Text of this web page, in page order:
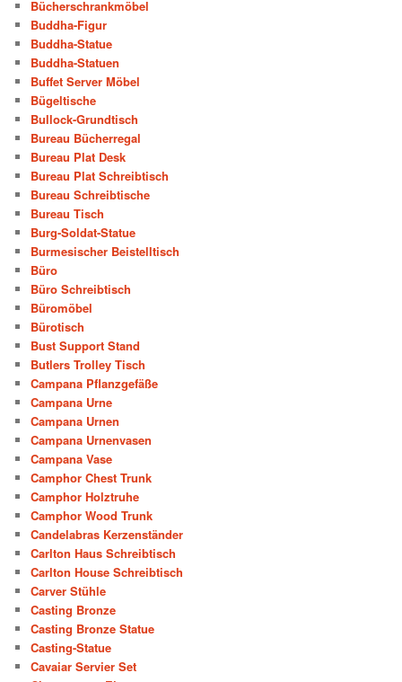
Bücherschrankmöbel
Buddha-Figur
Buddha-Statue
Buddha-Statuen
Buffet Server Möbel
Bügeltische
Bullock-Grundtisch
Bureau Bücherregal
Bureau Plat Desk
Bureau Plat Schreibtisch
Bureau Schreibtische
Bureau Tisch
Burg-Soldat-Statue
Burmesischer Beistelltisch
Büro
Büro Schreibtisch
Büromöbel
Bürotisch
Bust Support Stand
Butlers Trolley Tisch
Campana Pflanzgefäße
Campana Urne
Campana Urnen
Campana Urnenvasen
Campana Vase
Camphor Chest Trunk
Camphor Holztruhe
Camphor Wood Trunk
Candelabras Kerzenständer
Carlton Haus Schreibtisch
Carlton House Schreibtisch
Carver Stühle
Casting Bronze
Casting Bronze Statue
Casting-Statue
Cavaiar Servier Set